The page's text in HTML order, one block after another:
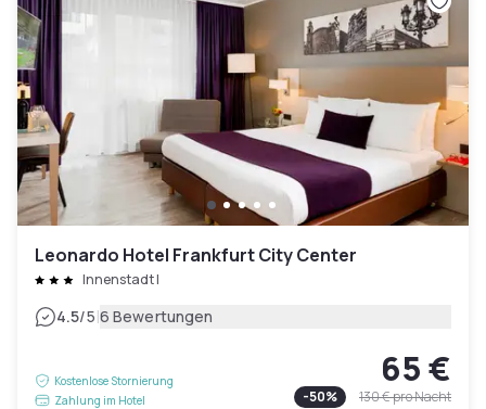
Leonardo Hotel Frankfurt City Center
Innenstadt I
4.5/5|6 Bewertungen
Kostenlose Stornierung
Zahlung im Hotel
65 €
-50% 130 €pro Nacht